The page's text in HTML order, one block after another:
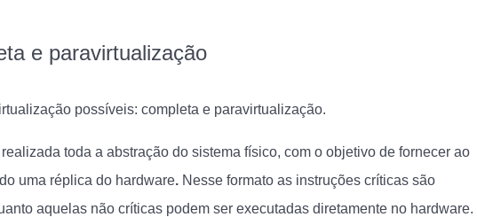
e paravirtualização
possíveis: completa e paravirtualização.
toda a abstração do sistema físico, com o objetivo de fornecer ao
uma réplica do hardware. Nesse formato as instruções críticas são
aquelas não críticas podem ser executadas diretamente no hardware.